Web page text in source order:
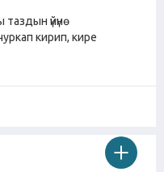
үйүнө
кирип, кире